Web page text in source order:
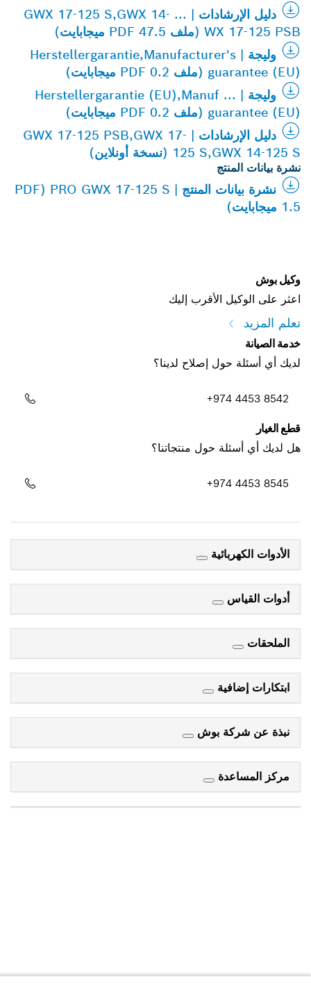
دليل الإرشادات | GWX 17-125 S,GWX 14- ...
WX 17-125 PSB (ملف PDF 47.5 ميجابايت)
وليجة | Herstellergarantie,Manufacturer's
guarantee (EU) (ملف PDF 0.2 ميجابايت)
وليجة | Herstellergarantie (EU),Manuf ...
guarantee (EU) (ملف PDF 0.2 ميجابايت)
دليل الإرشادات | GWX 17-125 PSB,GWX 17-
125 S,GWX 14-125 S (نسخة أونلاين)
نشرة بيانات المنتج
نشرة بيانات المنتج | PRO GWX 17-125 S (PDF
1.5 ميجابايت)
وكيل بوش
اعثر على الوكيل الأقرب إليك
تعلم المزيد
خدمة الصيانة
لديك أي أسئلة حول إصلاح لدينا؟
+974 4453 8542
قطع الغيار
هل لديك أي أسئلة حول منتجاتنا؟
+974 4453 8545
الأدوات الكهربائية
أدوات القياس
الملحقات
ابتكارات إضافية
نبذة عن شركة بوش
مركز المساعدة